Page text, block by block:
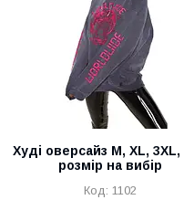
Худі оверсайз M, XL, 3XL,
розмір на вибір
1102